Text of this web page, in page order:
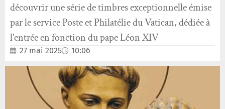
découvrir une série de timbres exceptionnelle émise
par le service Poste et Philatélie du Vatican, dédiée à
l’entrée en fonction du pape Léon XIV
27 mai 2025 10:06